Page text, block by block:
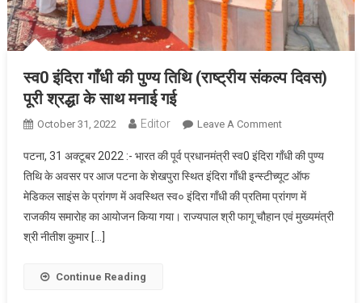
स्व0 इंदिरा गाँधी की पुण्य तिथि (राष्ट्रीय संकल्प दिवस)
पूरी श्रद्धा के साथ मनाई गई
October 31, 2022 Editor Leave A CommentOn
इंदिरा
गाँधी
की
पुण्य
पटना, 31 अक्टूबर 2022 :- भारत की पूर्व प्रधानमंत्री स्व0 इंदिरा गाँधी की पुण्य
तिथि के अवसर पर आज पटना के शेखपुरा स्थित इंदिरा गाँधी इन्स्टीच्यूट ऑफ
मेडिकल साइंस के प्रांगण में अवस्थित स्व० इंदिरा गाँधी की प्रतिमा प्रांगण में
राजकीय समारोह का आयोजन किया गया। राज्यपाल श्री फागू चौहान एवं मुख्यमंत्री
श्री नीतीश कुमार […]
Continue Reading